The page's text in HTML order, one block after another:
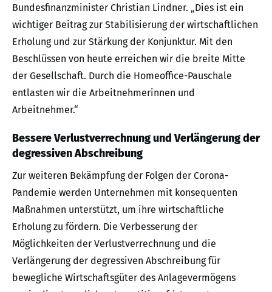
Bundesfinanzminister Christian Lindner. „Dies ist ein
wichtiger Beitrag zur Stabilisierung der wirtschaftlichen
Erholung und zur Stärkung der Konjunktur. Mit den
Beschlüssen von heute erreichen wir die breite Mitte
der Gesellschaft. Durch die Homeoffice-Pauschale
entlasten wir die Arbeitnehmerinnen und
Arbeitnehmer.“
Bessere Verlustverrechnung und Verlängerung der
degressiven Abschreibung
Zur weiteren Bekämpfung der Folgen der Corona-
Pandemie werden Unternehmen mit konsequenten
Maßnahmen unterstützt, um ihre wirtschaftliche
Erholung zu fördern. Die Verbesserung der
Möglichkeiten der Verlustverrechnung und die
Verlängerung der degressiven Abschreibung für
bewegliche Wirtschaftsgüter des Anlagevermögens